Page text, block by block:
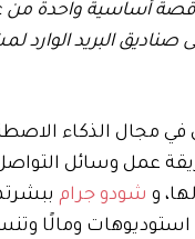
أساسية واحدة من
في مجال الذكاء
عمل وسائل التواصل
و شودو جرام
ومالًا